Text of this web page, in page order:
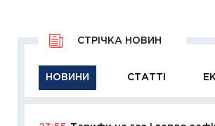
НОВИНИ СТАТТІ
СТРІЧКА НОВИН